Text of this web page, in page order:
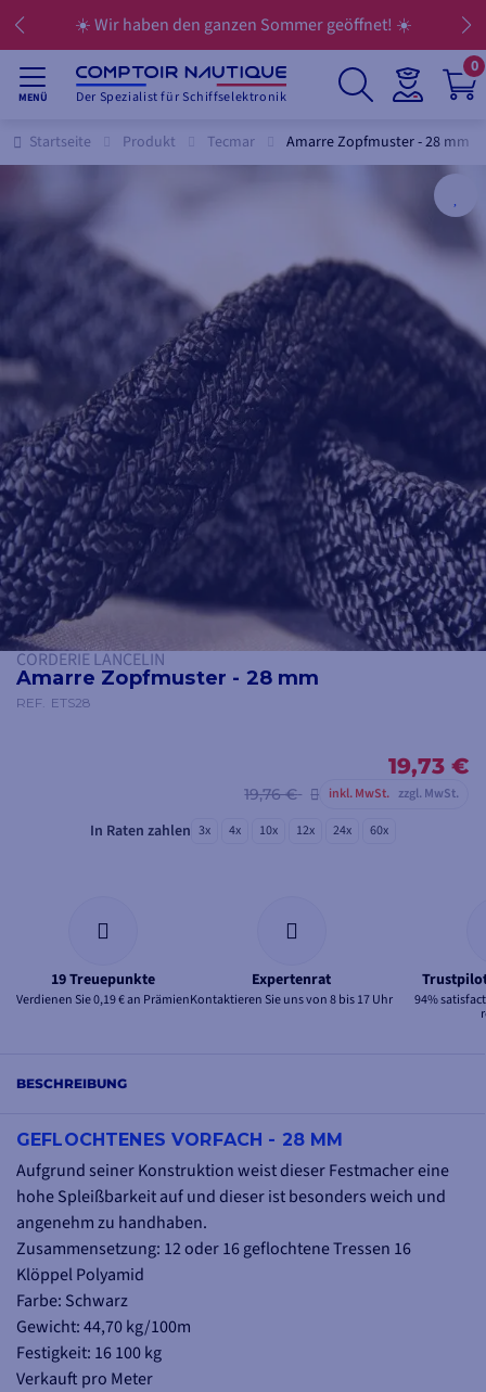
☀️ Wir haben den ganzen Sommer geöffnet! ☀️
MENÜ Der Spezialist für Schiffselektronik
0
Startseite Produkt Tecmar Amarre Zopfmuster - 28 mm
CORDERIE LANCELIN
Amarre Zopfmuster - 28 mm
REF. ETS28
19,73 €
19,76 € inkl. MwSt. zzgl. MwSt.
In Raten zahlen 3x 4x 10x 12x 24x 60x
19 Treuepunkte
Verdienen Sie 0,19 € an Prämien
Expertenrat
Kontaktieren Sie uns von 8 bis 17 Uhr 94%
BESCHREIBUNG
GEFLOCHTENES VORFACH - 28 MM
Aufgrund seiner Konstruktion weist dieser Festmacher eine
hohe Spleißbarkeit auf und dieser ist besonders weich und
angenehm zu handhaben.
Zusammensetzung: 12 oder 16 geflochtene Tressen 16
Klöppel Polyamid
Farbe: Schwarz
Gewicht: 44,70 kg/100m
Festigkeit: 16 100 kg
Verkauft pro Meter